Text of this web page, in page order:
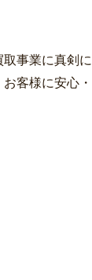
事業に真剣に
客様に安心・